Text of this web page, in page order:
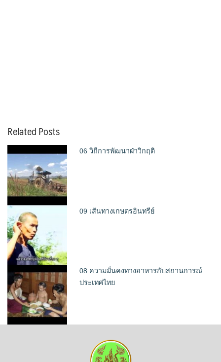
Related Posts
06 วิถีการพัฒนาฝ่าวิกฤติ
09 เส้นทางเกษตรอินทรีย์
08 ความมั่นคงทางอาหารกับสถานการณ์
ประเทศไทย